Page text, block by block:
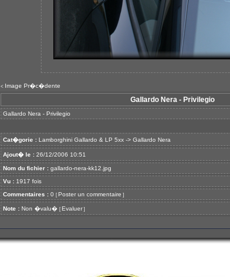
< Image Pr�c�dente
Gallardo Nera - Privilegio
Gallardo Nera - Privilegio
Cat�gorie : Lamborghini Gallardo & LP 5xx -> Gallardo Nera
Ajout� le : 26/12/2006 10:51
Nom du fichier : gallardo-nera-kk12.jpg
Vu : 1917 fois
Commentaires : 0 [ Poster un commentaire ]
Note : Non �valu� [ Evaluer ]